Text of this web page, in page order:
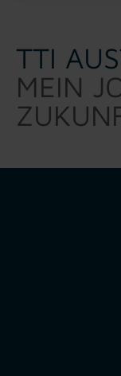
TTI
MEIN